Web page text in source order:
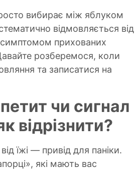
вибирає між яблуком
відмовляється від
прихованих
розберемося, коли
та записатися на
чи сигнал
відрізнити?
їжі — привід для паніки.
які мають вас